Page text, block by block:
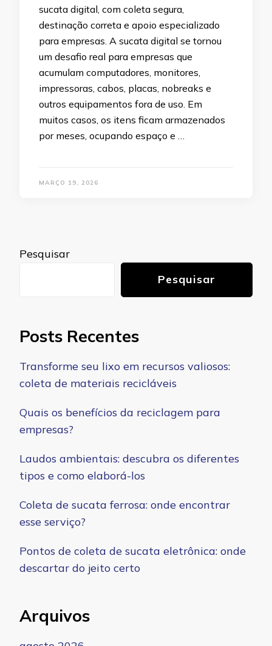
sucata digital, com coleta segura,
destinação correta e apoio especializado
para empresas. A sucata digital se tornou
um desafio real para empresas que
acumulam computadores, monitores,
impressoras, cabos, placas, nobreaks e
outros equipamentos fora de uso. Em
muitos casos, os itens ficam armazenados
por meses, ocupando espaço e …
MARÇO 19, 2026
Pesquisar
Pesquisar
Posts Recentes
Transforme seu lixo em recursos valiosos:
coleta de materiais recicláveis
Quais os benefícios da reciclagem para
empresas?
Laudos ambientais: descubra os diferentes
tipos e como elaborá-los
Coleta de sucata ferrosa: onde encontrar
esse serviço?
Pontos de coleta de sucata eletrônica: onde
descartar do jeito certo
Arquivos